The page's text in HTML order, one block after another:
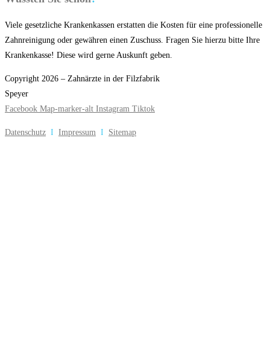
Viele gesetzliche Krankenkassen erstatten die Kosten für eine professionelle
Zahnreinigung oder gewähren einen Zuschuss. Fragen Sie hierzu bitte Ihre
Krankenkasse! Diese wird gerne Auskunft geben.
Copyright 2026 – Zahnärzte in der Filzfabrik
Speyer
Facebook Map-marker-alt Instagram Tiktok
Datenschutz I Impressum I Sitemap